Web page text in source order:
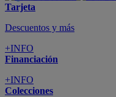
Tarjeta
Descuentos y más
+INFO
Financiación
+INFO
Colecciones